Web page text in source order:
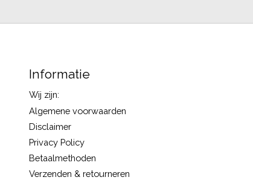
Informatie
Wij zijn:
Algemene voorwaarden
Disclaimer
Privacy Policy
Betaalmethoden
Verzenden & retourneren